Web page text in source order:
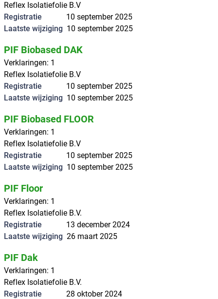
Reflex Isolatiefolie B.V
Registratie
10 september 2025
Laatste wijziging 10 september 2025
PIF Biobased DAK
Verklaringen: 1
Reflex Isolatiefolie B.V
Registratie
10 september 2025
Laatste wijziging 10 september 2025
PIF Biobased FLOOR
Verklaringen: 1
Reflex Isolatiefolie B.V
Registratie
10 september 2025
Laatste wijziging 10 september 2025
PIF Floor
Verklaringen: 1
Reflex Isolatiefolie B.V.
Registratie
13 december 2024
Laatste wijziging 26 maart 2025
PIF Dak
Verklaringen: 1
Reflex Isolatiefolie B.V.
Registratie
28 oktober 2024